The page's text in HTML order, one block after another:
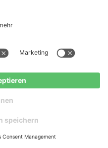
an solchen
Nutzers
und dort
von Rechten an
der Nutzer
und
Bilddateien, erfolgt